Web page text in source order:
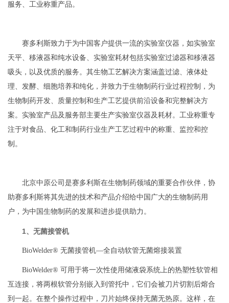
服务、工业称重产品。
赛多利斯致力于为中国客户提供一流的实验室仪器，如实验室
天平、移液器和纯水设备、实验室耗材包括实验室过滤器和移液器
吸头，以及优质的服务。其生物工艺解决方案涵盖过滤、液体处
理、发酵、细胞培养和纯化，并致力于生物制药行业过程控制，为
生物制药开发、质量控制和生产工艺提供前沿设备和完整解决方
案。实验室产品及服务部主要生产实验室仪器及耗材。工业称重专
注于对食品、化工和制药行业生产工艺过程中的称重、监控和控
制。
北京中原公司是赛多利斯在生物制药领域的重要合作伙伴，协
助赛多利斯将其先进的技术和产品介绍给中国广大的生物制药用
户，为中国生物制药的发展和进步提供助力。
1、无菌接管机
BioWelder® 无菌接管机—全自动软管无菌熔接装置
BioWelder® 可用于将一次性使用储液袋系统上的热塑性软管相
互连接，将两根软管分别嵌入到管托中，它们会被刀片切割后熔合
到一起。在整个操作过程中，刀片始终保持无菌无热原。这样，在